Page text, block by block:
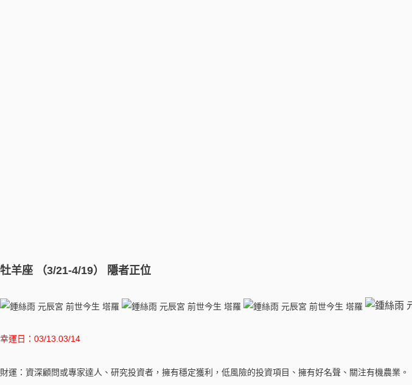
牡羊座 （3/21-4/19） 隱者正位
幸運日：03/13.03/14
財運：資深顧問或專家達人、研究投資者，擁有穩定獲利，低風險的投資項目、擁有好名聲、關注有機農業。